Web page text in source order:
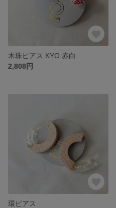
木珠ピアス KYO 赤白
2,808円
環ピアス